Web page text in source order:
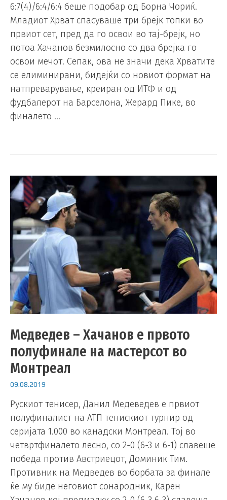
6:7(4)/6:4/6:4 беше подобар од Борна Чориќ.
Младиот Хрват спасуваше три брејк топки во
првиот сет, пред да го освои во тај-брејк, но
потоа Хачанов безмилосно со два брејка го
освои мечот. Сепак, ова не значи дека Хрватите
се елиминирани, бидејќи со новиот формат на
натпреварување, креиран од ИТФ и од
фудбалерот на Барселона, Жерард Пике, во
финалето …
Медведев – Хачанов е првото
полуфинале на мастерсот во
Монтреал
09.08.2019
Рускиот тенисер, Данил Медеведев е првиот
полуфиналист на АТП тенискиот турнир од
серијата 1.000 во канадски Монтреал. Тој во
четвртфиналето лесно, со 2-0 (6-3 и 6-1) славеше
победа против Австриецот, Доминик Тим.
Противник на Медведев во борбата за финале
ќе му биде неговиот сонародник, Карен